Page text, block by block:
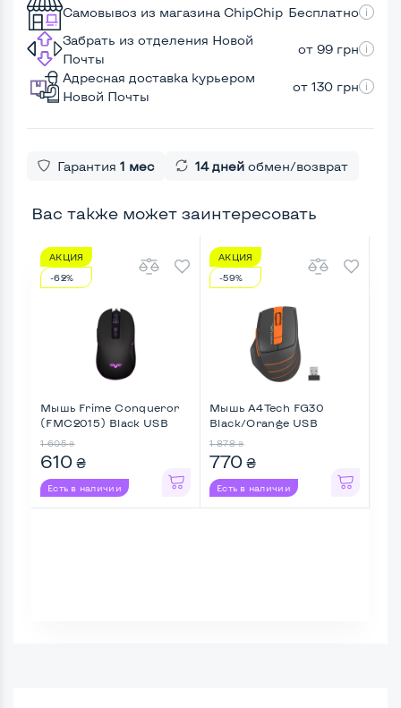
Самовывоз из магазина ChipChip Бесплатно
Забрать из отделения Новой
Почты
от 99 грн
Адресная доставка курьером
Новой Почты
от 130 грн
Гарантия 1 мес 14 дней обмен/возврат
Вас также может заинтересовать
АКЦИЯ
-62%
Мышь Frime Conqueror
(FMC2015) Black USB
1 605 ₴
610 ₴
Есть в наличии
АКЦИЯ
-59%
Мышь A4Tech FG30
Black/Orange USB
1 878 ₴
770 ₴
Есть в наличии